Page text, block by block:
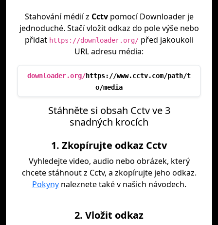
Stahování médií z Cctvpomocí Downloader je
jednoduché. Stačí vložit odkaz do pole výše nebo
přidat https://downloader.org/před jakoukoli
URL adresu média:
downloader.org/https://www.cctv.com/path/t
o/media
Stáhněte si obsah Cctv ve 3
snadných krocích
1. Zkopírujte odkaz Cctv
Vyhledejte video, audio nebo obrázek, který
chcete stáhnout z Cctv, a zkopírujte jeho odkaz.
Pokynynaleznete také v našich návodech.
2. Vložit odkaz